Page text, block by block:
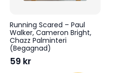
Running Scared – Paul
Walker, Cameron Bright,
Chazz Palminteri
(Begagnad)
59 kr